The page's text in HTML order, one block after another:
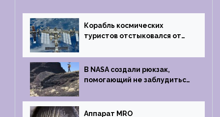
Корабль космических
туристов отстыковался от
на Землю
В NASA создали рюкзак,
помогающий не заблудиться
Аппарат MRO